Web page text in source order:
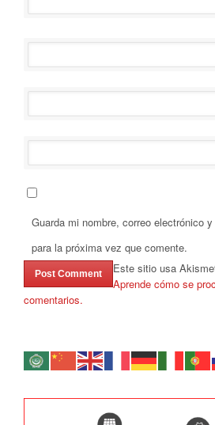
Guarda mi nombre, correo electrónico
para la próxima vez que comente.
Este sitio usa
Aprende cómo se
comentarios.